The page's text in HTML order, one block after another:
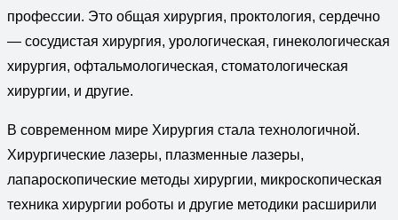
профессии. Это общая хирургия, проктология, сердечно
— сосудистая хирургия, урологическая, гинекологическая
хирургия, офтальмологическая, стоматологическая
хирургии, и другие.
В современном мире Хирургия стала технологичной.
Хирургические лазеры, плазменные лазеры,
лапароскопические методы хирургии, микроскопическая
техника хирургии роботы и другие методики расширили